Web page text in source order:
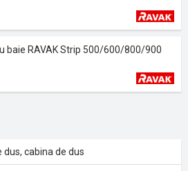
baie RAVAK Strip 500/600/800/900
cabina de dus